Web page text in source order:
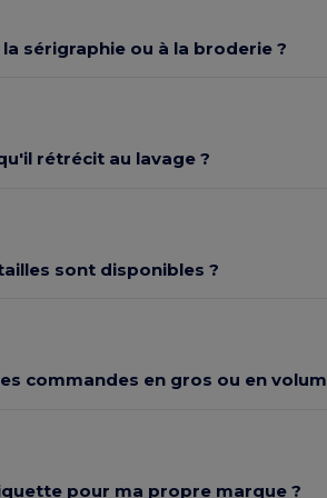
sérigraphie ou à la broderie ?
rétrécit au lavage ?
sont disponibles ?
commandes en gros ou en
pour ma propre marque ?